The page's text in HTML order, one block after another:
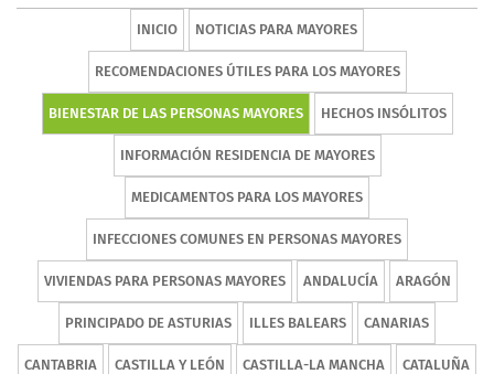
INICIO NOTICIAS PARA MAYORES
RECOMENDACIONES ÚTILES PARA LOS MAYORES
BIENESTAR DE LAS PERSONAS MAYORES HECHOS INSÓLITOS
INFORMACIÓN RESIDENCIA DE MAYORES
MEDICAMENTOS PARA LOS MAYORES
INFECCIONES COMUNES EN PERSONAS MAYORES
VIVIENDAS PARA PERSONAS MAYORES ANDALUCÍA ARAGÓN
PRINCIPADO DE ASTURIAS ILLES BALEARS CANARIAS
CANTABRIA CASTILLA Y LEÓN CASTILLA-LA MANCHA CATALUÑA